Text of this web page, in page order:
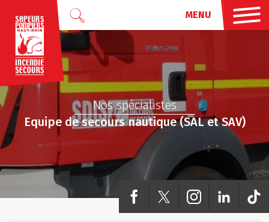
Nos spécialistes
Equipe de secours nautique (SAL et SAV)
SDIS68
Facebook Instagram Tiktok